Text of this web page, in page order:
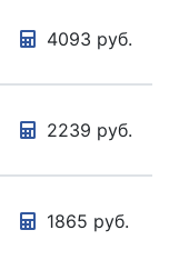
4093 руб.
2239 руб.
1865 руб.